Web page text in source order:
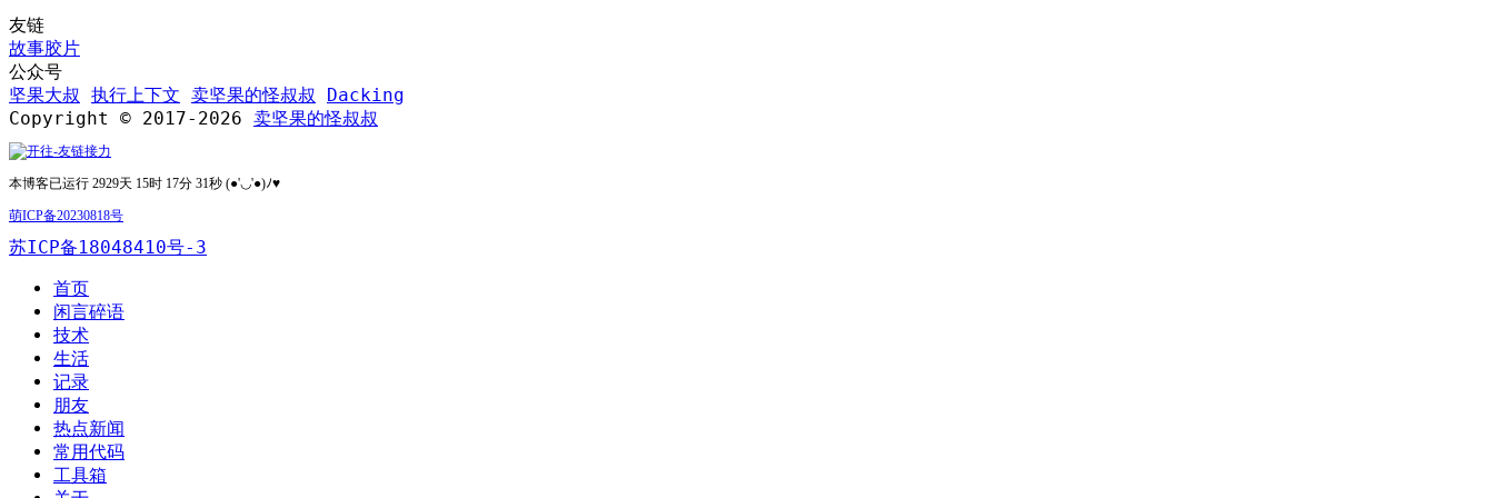
友链
故事胶片
公众号
坚果大叔 执行上下文 卖坚果的怪叔叔
Dacking
Copyright © 2017-2026 卖坚果的怪叔叔
本博客已运行 2929天 15时 17分 32秒 (●'◡'●)ﾉ♥
萌ICP备20230818号
苏ICP备18048410号-3
首页
闲言碎语
技术
生活
记录
朋友
热点新闻
常用代码
工具箱